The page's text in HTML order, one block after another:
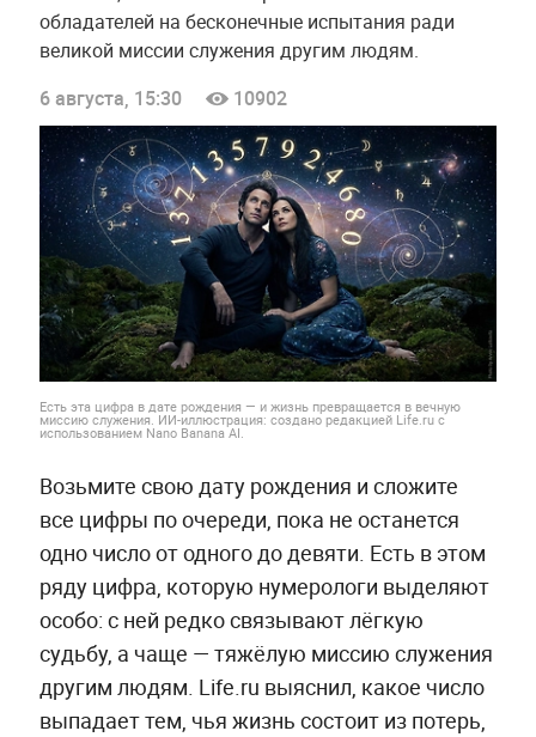
обладателей на бесконечные испытания ради
великой миссии служения другим людям.
6 августа, 15:30
10902
Есть эта цифра в дате рождения — и жизнь превращается в вечную
миссию служения. ИИ-иллюстрация: создано редакцией Life.ru с
использованием Nano Banana AI.
Возьмите свою дату рождения и сложите
все цифры по очереди, пока не останется
одно число от одного до девяти. Есть в этом
ряду цифра, которую нумерологи выделяют
особо: с ней редко связывают лёгкую
судьбу, а чаще — тяжёлую миссию служения
другим людям. Life.ru выяснил, какое число
выпадает тем, чья жизнь состоит из потерь,